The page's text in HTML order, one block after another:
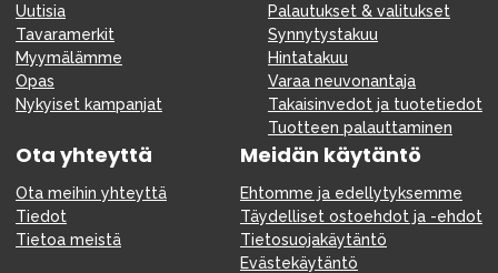
Uutisia
Tavaramerkit
Myymälämme
Opas
Nykyiset kampanjat
Palautukset & valitukset
Synnytystakuu
Hintatakuu
Varaa neuvonantaja
Takaisinvedot ja tuotetiedot
Tuotteen palauttaminen
Ota yhteyttä
Ota meihin yhteyttä
Tiedot
Tietoa meistä
Meidän käytäntö
Ehtomme ja edellytyksemme
Täydelliset ostoehdot ja -ehdot
Tietosuojakäytäntö
Evästekäytäntö